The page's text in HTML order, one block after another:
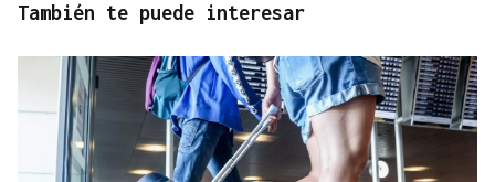
También te puede interesar